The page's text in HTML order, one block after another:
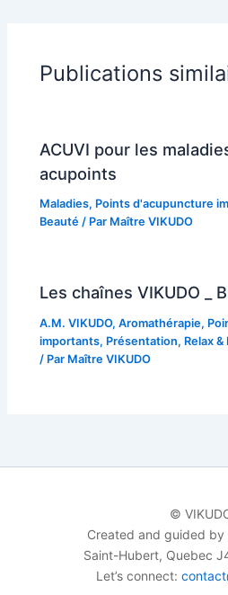
Publications
ACUVI pour les
acupoints
Maladies, Points d'acupuncture
Beauté / Par Maître VIKUDO
Les chaînes VIKUDO _
A.M. VIKUDO,Aromathérapie,
importants, Présentation, Relax
/ Par Maître VIKUDO
©
Created and guided by
Saint-Hubert, Quebec
Let’s connect: